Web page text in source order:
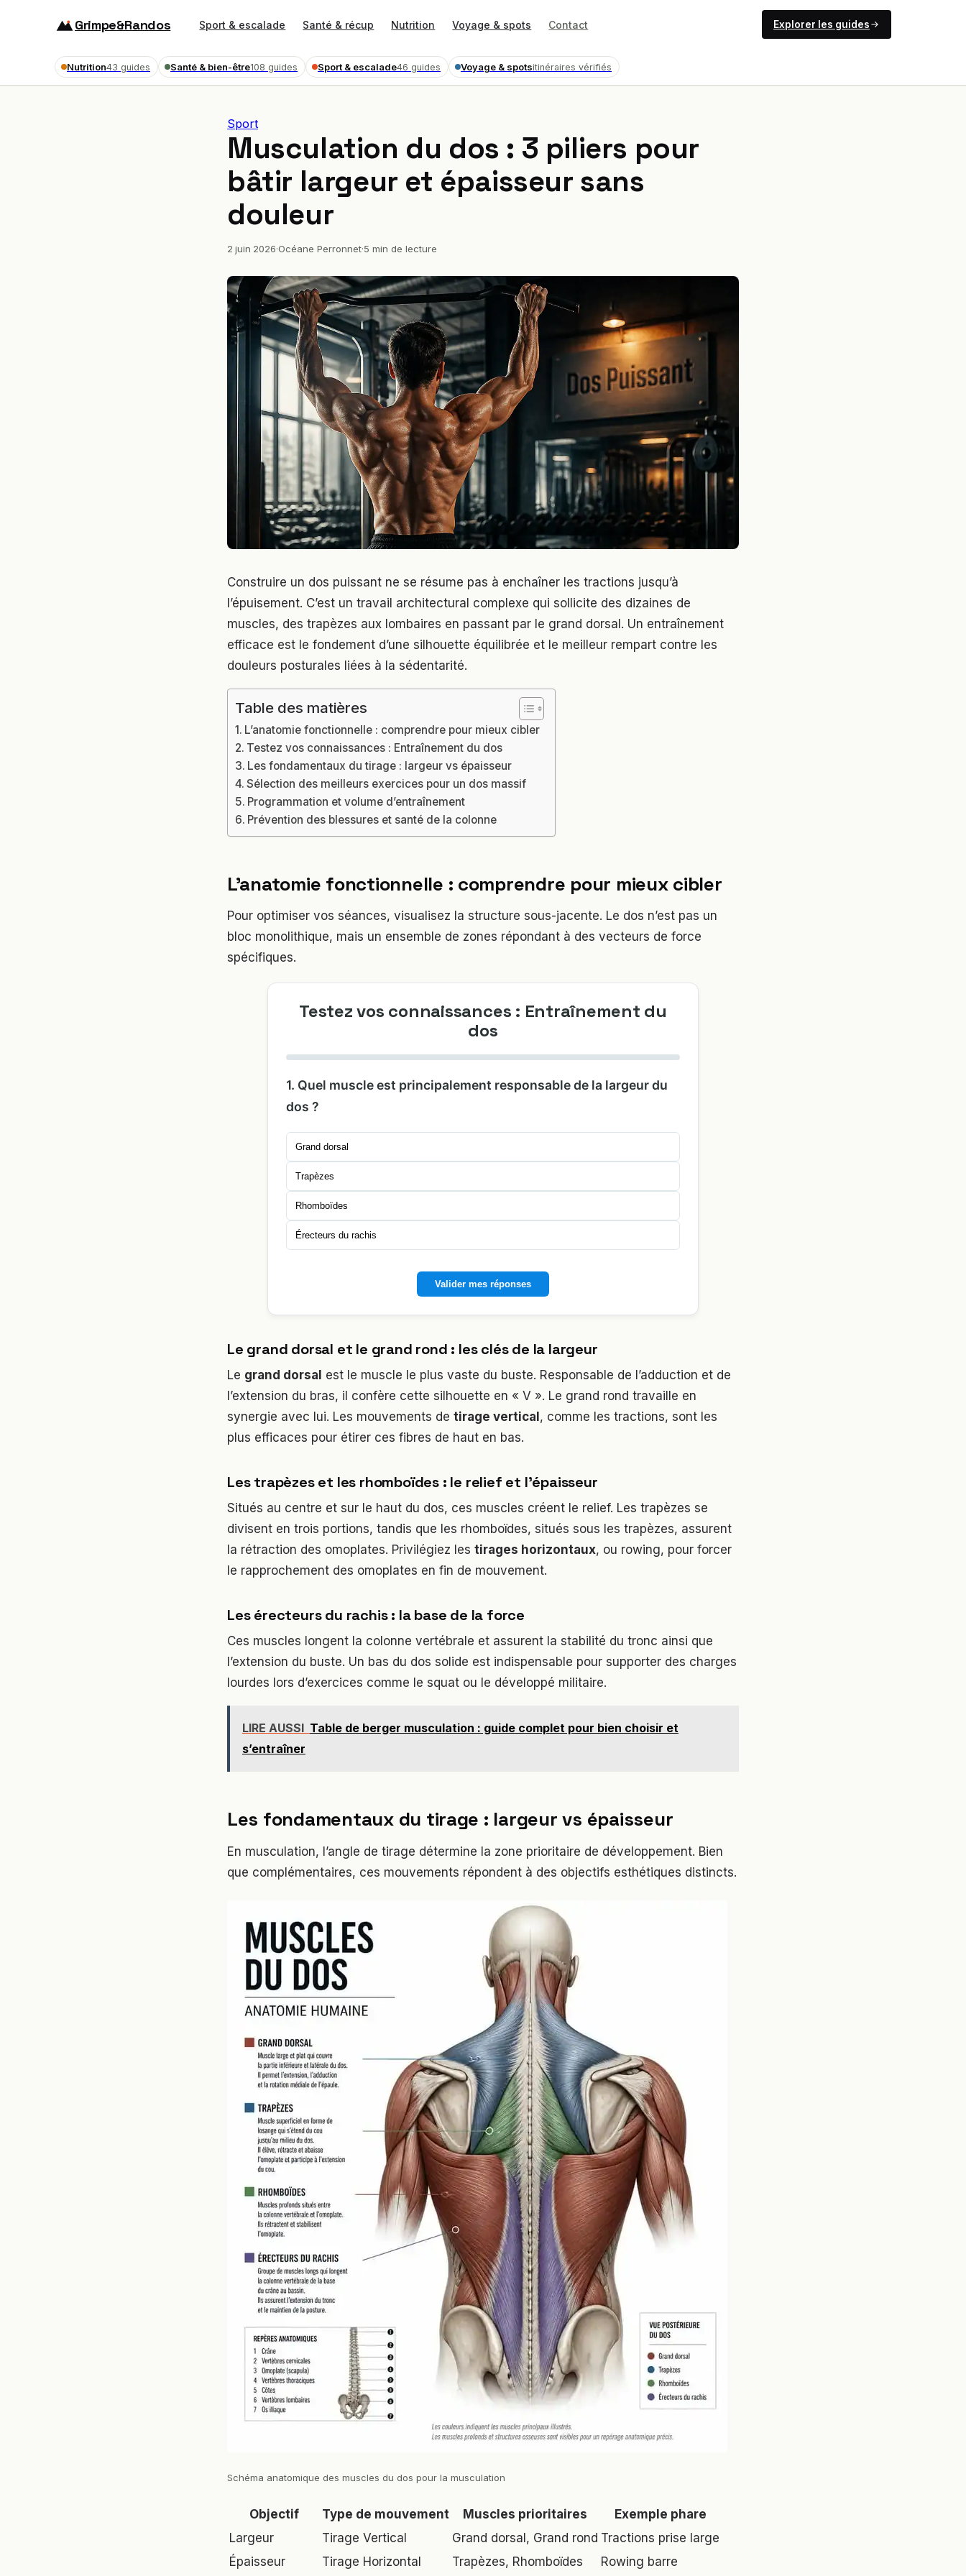
Grimpe&Randos Sport & escalade Santé & récup Nutrition Voyage & spots Contact Explorer les guides
Nutrition43 guides Santé & bien-être108 guides Sport & escalade46 guides Voyage & spotsitinéraires vérifiés
Sport
Musculation du dos : 3 piliers pour
bâtir largeur et épaisseur sans
douleur
2 juin 2026·Océane Perronnet·5 min de lecture
Construire un dos puissant ne se résume pas à enchaîner les tractions jusqu’à
l’épuisement. C’est un travail architectural complexe qui sollicite des dizaines de
muscles, des trapèzes aux lombaires en passant par le grand dorsal. Un entraînement
efficace est le fondement d’une silhouette équilibrée et le meilleur rempart contre les
douleurs posturales liées à la sédentarité.
Table des matières
L’anatomie fonctionnelle : comprendre pour mieux cibler
Testez vos connaissances : Entraînement du dos
Les fondamentaux du tirage : largeur vs épaisseur
Sélection des meilleurs exercices pour un dos massif
Programmation et volume d’entraînement
Prévention des blessures et santé de la colonne
L’anatomie fonctionnelle : comprendre pour mieux cibler
Pour optimiser vos séances, visualisez la structure sous-jacente. Le dos n’est pas un
bloc monolithique, mais un ensemble de zones répondant à des vecteurs de force
spécifiques.
Testez vos connaissances : Entraînement du
dos
1. Quel muscle est principalement responsable de la largeur du
dos ?
Grand dorsal
Trapèzes
Rhomboïdes
Érecteurs du rachis
Valider mes réponses
Le grand dorsal et le grand rond : les clés de la largeur
Le grand dorsal est le muscle le plus vaste du buste. Responsable de l’adduction et de
l’extension du bras, il confère cette silhouette en « V ». Le grand rond travaille en
synergie avec lui. Les mouvements de tirage vertical , comme les tractions, sont les
plus efficaces pour étirer ces fibres de haut en bas.
Les trapèzes et les rhomboïdes : le relief et l’épaisseur
Situés au centre et sur le haut du dos, ces muscles créent le relief. Les trapèzes se
divisent en trois portions, tandis que les rhomboïdes, situés sous les trapèzes, assurent
la rétraction des omoplates. Privilégiez les tirages horizontaux, ou rowing, pour forcer
le rapprochement des omoplates en fin de mouvement.
Les érecteurs du rachis : la base de la force
Ces muscles longent la colonne vertébrale et assurent la stabilité du tronc ainsi que
l’extension du buste. Un bas du dos solide est indispensable pour supporter des charges
lourdes lors d’exercices comme le squat ou le développé militaire.
LIRE AUSSI Table de berger musculation : guide complet pour bien choisir et
s’entraîner
Les fondamentaux du tirage : largeur vs épaisseur
En musculation, l’angle de tirage détermine la zone prioritaire de développement. Bien
que complémentaires, ces mouvements répondent à des objectifs esthétiques distincts.
Schéma anatomique des muscles du dos pour la musculation
Objectif Type de mouvement Muscles prioritaires
Exemple phare
Largeur
Tirage Vertical Grand dorsal, Grand rond Tractions prise large
Épaisseur
Tirage Horizontal Trapèzes, Rhomboïdes Rowing barre